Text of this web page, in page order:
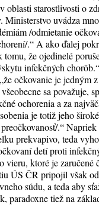
oblasti starostlivosti o
Ministerstvo uvádza
/odmietanie
.“ A ako ďalej
tomu, že ojedinelé
infekčných
očkovanie je jedným
sa považuje,
ochorenia a za
je totiž jeho
.“
prekvapivo, teda
detí proti
vieru, ktoré je
ÚS ČR pripojil však
súdu, a teda aby
paradoxne tiež na